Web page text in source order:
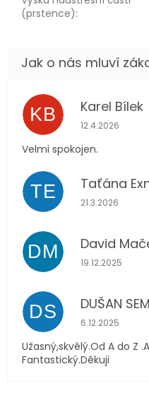
(prstence):
KB Karel Bílek
Hodnocení
12.4.2026
Velmi spokojen.
TE Taťána
Hodnocení
21.3.2026
DM David
Hodnocení
19.12.2025
DS DUŠAN
Hodnocení
6.12.2025
Užasný,skvělý.Od A do Z
Fantastický.Děkuji